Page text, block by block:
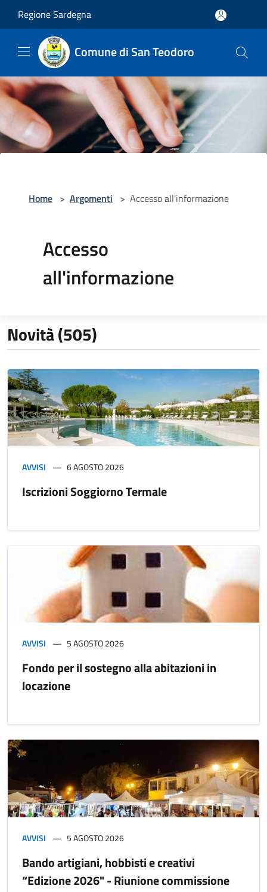
Regione Sardegna
Comune di San Teodoro
Home > Argomenti > Accesso all'informazione
Accesso
all'informazione
Novità (505)
AVVISI 6 AGOSTO 2026
Iscrizioni Soggiorno Termale
AVVISI 5 AGOSTO 2026
Fondo per il sostegno alla abitazioni in
locazione
AVVISI 5 AGOSTO 2026
Bando artigiani, hobbisti e creativi
“Edizione 2026" - Riunione commissione